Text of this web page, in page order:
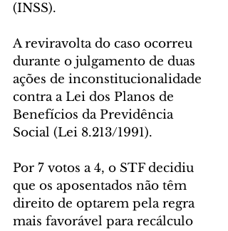
(INSS).
A reviravolta do caso ocorreu
durante o julgamento de duas
ações de inconstitucionalidade
contra a Lei dos Planos de
Benefícios da Previdência
Social (Lei 8.213/1991).
Por 7 votos a 4, o STF decidiu
que os aposentados não têm
direito de optarem pela regra
mais favorável para recálculo